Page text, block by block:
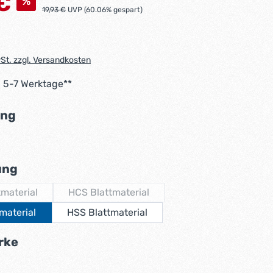
Regulärer Preis:
19,93 € UVP (60.06% gespart)
zzgl. Versandkosten
5-7 Werktage**
Option ist zurzeit nicht verfügbar.)
HCS Blattmaterial
(Diese Option ist zurzeit nicht verfügbar.)
HSS Blattmaterial
auswählen